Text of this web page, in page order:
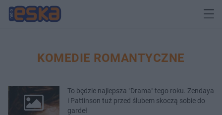
KOMEDIE ROMANTYCZNE
To będzie najlepsza "Drama" tego roku. Zendaya
i Pattinson tuż przed ślubem skoczą sobie do
gardeł